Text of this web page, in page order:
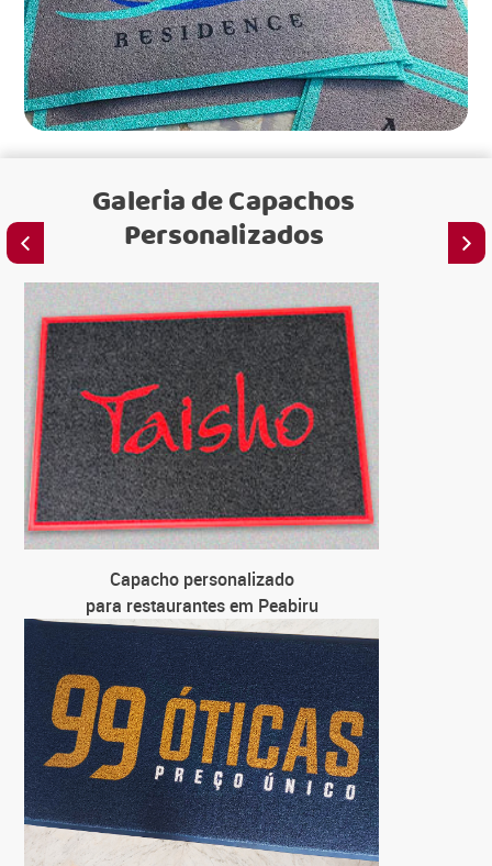
Galeria deCapachos
Personalizados
Capacho personalizado
para restaurantes em Peabiru